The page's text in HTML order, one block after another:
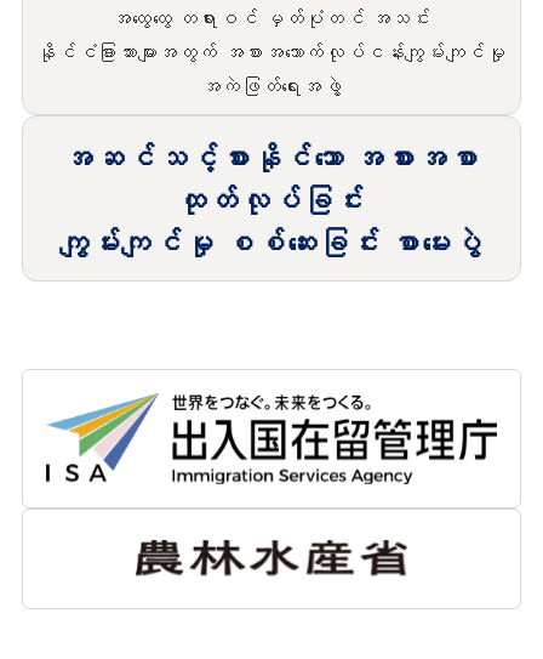
အထွေထွေ တရားဝင် မှတ်ပုံတင် အသင်း
နိုင်ငံခြားသားများအတွက် အစားအသောက်လုပ်ငန်းကျွမ်းကျင်မှု
အကဲဖြတ်ရေးအဖွဲ့
အဆင်သင့်စားနိုင်သော အစားအစာ
ထုတ်လုပ်ခြင်း
ကျွမ်းကျင်မှု စစ်ဆေးခြင်း စာမေးပွဲ